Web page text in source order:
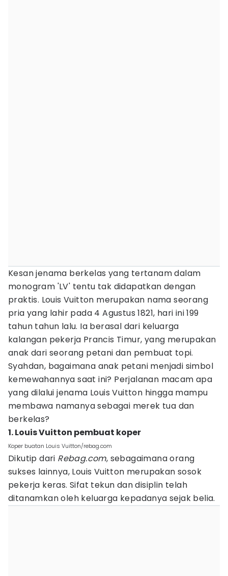
Kesan jenama berkelas yang tertanam dalam
monogram 'LV' tentu tak didapatkan dengan
praktis. Louis Vuitton merupakan nama seorang
pria yang lahir pada 4 Agustus 1821, hari ini 199
tahun tahun lalu. Ia berasal dari keluarga
kalangan pekerja Prancis Timur, yang merupakan
anak dari seorang petani dan pembuat topi.
Syahdan, bagaimana anak petani menjadi simbol
kemewahannya saat ini? Perjalanan macam apa
yang dilalui jenama Louis Vuitton hingga mampu
membawa namanya sebagai merek tua dan
berkelas?
1. Louis Vuitton pembuat koper
Koper buatan Louis Vuitton/rebag.com
Dikutip dari Rebag.com, sebagaimana orang
sukses lainnya, Louis Vuitton merupakan sosok
pekerja keras. Sifat tekun dan disiplin telah
ditanamkan oleh keluarga kepadanya sejak belia.